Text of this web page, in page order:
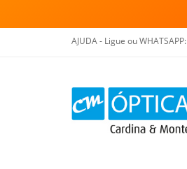
AJUDA - Ligue ou WHATSAPP: